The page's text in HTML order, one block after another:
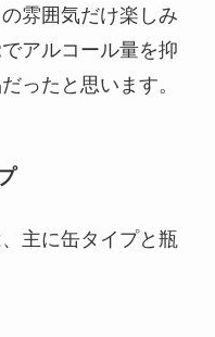
雰囲気だけ楽しみ
アルコール量を抑
ったと思います。
主に缶タイプと瓶